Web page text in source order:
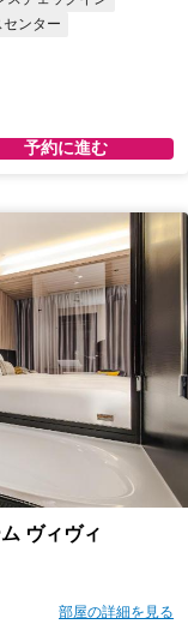
ンター
予約に進む
ヴィヴィ
部屋の詳細を見る